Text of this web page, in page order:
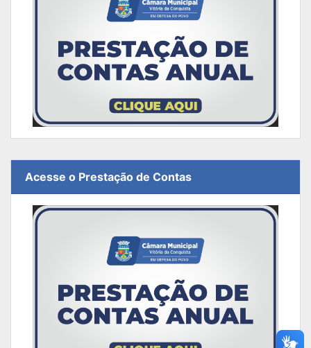
Acesse o Prestação de Contas